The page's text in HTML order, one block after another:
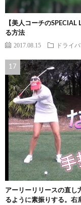
【美人コーチの
る方法
2017.08.15 ドライ
アーリーリリースの直し
るように素振りする。右